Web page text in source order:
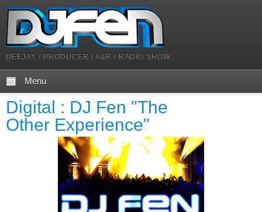
DEEJAY / PRODUCER / A&R / RADIO SHOW
Menu
Digital : DJ Fen "The
Other Experience"